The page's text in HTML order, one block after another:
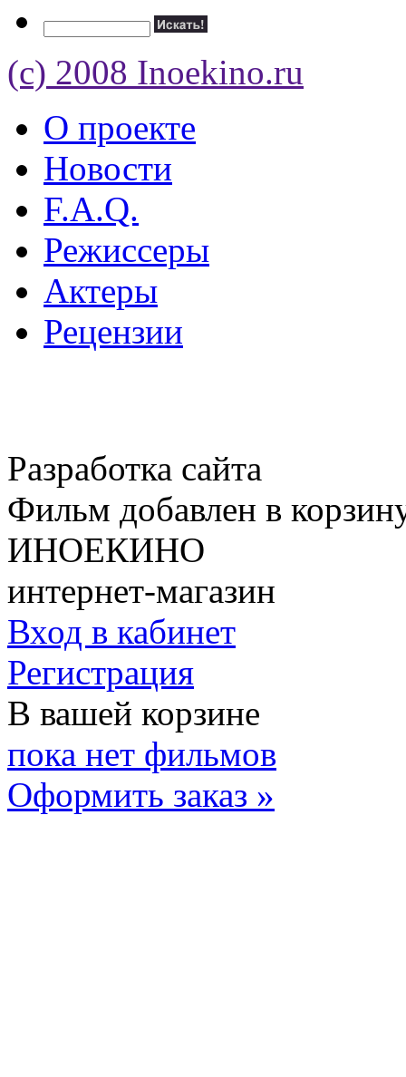
(c) 2008 Inoekino.ru
О проекте
Новости
F.A.Q.
Режиссеры
Актеры
Рецензии
Разработка сайта
Фильм добавлен в
ИНОЕКИНО
интернет-магазин
Вход в кабинет
Регистрация
В вашей корзине
пока нет фильмов
Оформить заказ »